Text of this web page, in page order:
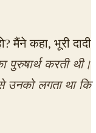
मैंने कहा, भूरी दादी
पुरुषार्थ करती थी।
उनको लगता था कि